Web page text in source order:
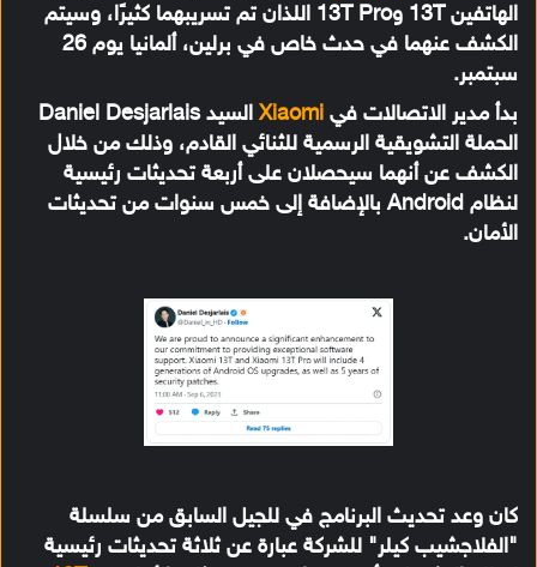
الهاتفين 13T و13T Pro اللذان تم تسريبهما كثيرًا، وسيتم
الكشف عنهما في حدث خاص في برلين، ألمانيا يوم 26
سبتمبر.
بدأ مدير الاتصالات في Xiaomi
السيد Daniel Desjarlais
الحملة التشويقية الرسمية للثنائي القادم، وذلك من خلال
الكشف عن أنهما سيحصلان على أربعة تحديثات رئيسية
لنظام Android بالإضافة إلى خمس سنوات من تحديثات
الأمان.
كان وعد تحديث البرنامج في للجيل السابق من سلسلة
"الفلاجشيب كيلر" للشركة عبارة عن ثلاثة تحديثات رئيسية